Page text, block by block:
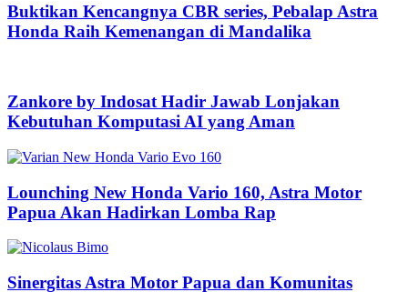
Buktikan Kencangnya CBR series, Pebalap Astra
Honda Raih Kemenangan di Mandalika
Zankore by Indosat Hadir Jawab Lonjakan
Kebutuhan Komputasi AI yang Aman
Lounching New Honda Vario 160, Astra Motor
Papua Akan Hadirkan Lomba Rap
Sinergitas Astra Motor Papua dan Komunitas